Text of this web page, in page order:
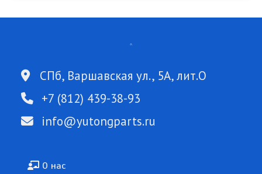
СПб, Варшавская ул., 5А, лит.О
+7 (812) 439-38-93
info@yutongparts.ru
Подвал
О нас